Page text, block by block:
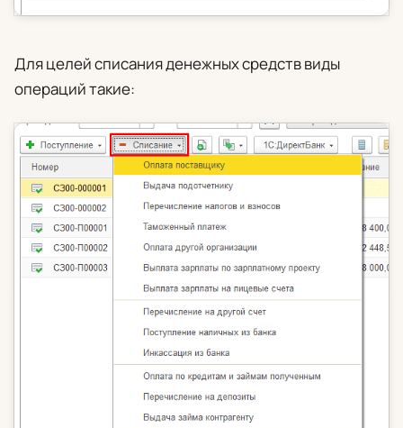
Для целей списания денежных средств виды
операций такие: